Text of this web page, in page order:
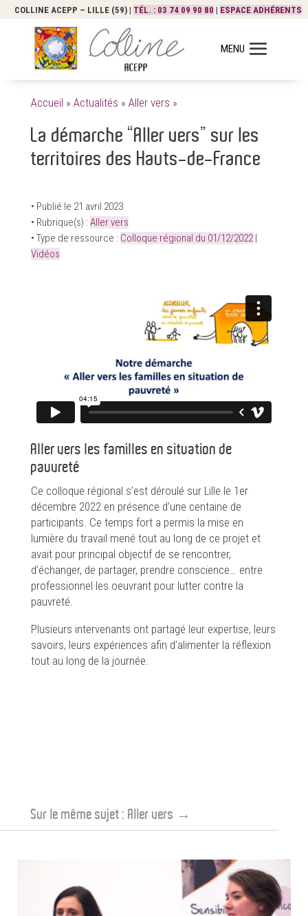
COLLINE ACEPP – LILLE (59) | TÉL. : 03 74 09 90 80 | ESPACE ADHÉRENTS
Accueil » Actualités » Aller vers »
La démarche “Aller vers” sur les
territoires des Hauts-de-France
• Publié le 21 avril 2023
• Rubrique(s) : Aller vers
• Type de ressource : Colloque régional du 01/12/2022|
Vidéos
Aller vers les familles en situation de
pauvreté
Ce colloque régional s’est déroulé sur Lille le 1er
décembre 2022 en présence d’une centaine de
participants. Ce temps fort a permis la mise en
lumière du travail mené tout au long de ce projet et
avait pour principal objectif de se rencontrer,
d’échanger, de partager, prendre conscience… entre
professionnel·les oeuvrant pour lutter contre la
pauvreté.
Plusieurs intervenants ont partagé leur expertise, leurs
savoirs, leurs expériences afin d’alimenter la réflexion
tout au long de la journée.
Sur le même sujet : Aller vers →